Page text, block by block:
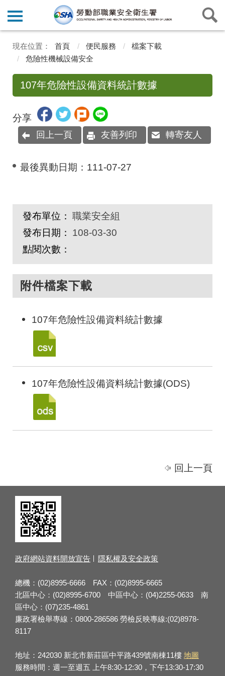
首頁 便民服務
檔案下載
危險性機械設備安全
107年危險性設備資料統計數據
分享
回上一頁 友善列印 轉寄友人
最後異動日期： 111-07-27
發布單位： 職業安全組
發布日期：
108-03-30
點閱次數：
附件檔案下載
107年危險性設備資料統計數據
107年危險性設備資料統計數據(ODS)
回上一頁
政府網站資料開放宣告 隱私權及安全政策
總機：(02)8995-6666 FAX：(02)8995-6665
北區中心：(02)8995-6700 中區中心：(04)2255-0633 南
區中心：(07)235-4861
廉政署檢舉專線：0800-286586 勞檢反映專線:(02)8978-
8117
地址：242030 新北市新莊區中平路439號南棟11樓 地圖
服務時間：週一至週五 上午8:30-12:30，下午13:30-17:30